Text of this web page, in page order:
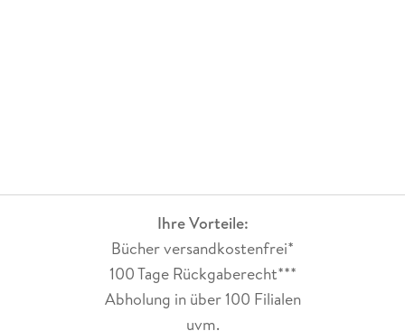
Ihre Vorteile:
Bücher versandkostenfrei*
100 Tage Rückgaberecht***
Abholung in über 100 Filialen
uvm.